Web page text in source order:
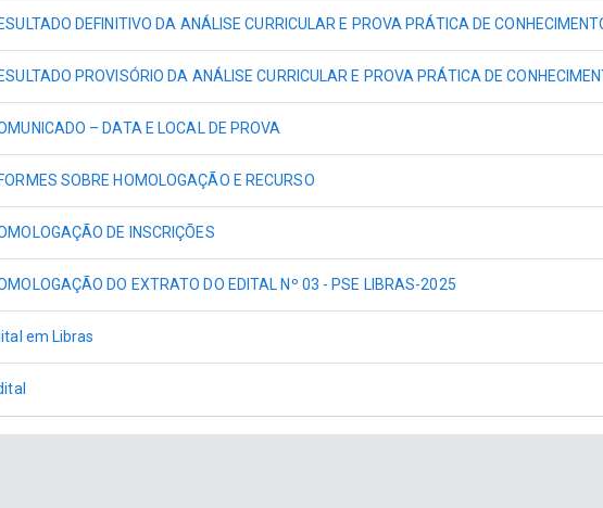
DEFINITIVO DA ANÁLISE CURRICULAR E PROVA PRÁTICA DE
PROVISÓRIO DA ANÁLISE CURRICULAR E PROVA PRÁTICA DE
– DATA E LOCAL DE PROVA
SOBRE HOMOLOGAÇÃO E RECURSO
DE INSCRIÇÕES
DO EXTRATO DO EDITAL Nº 03 - PSE LIBRAS-2025
em Libras